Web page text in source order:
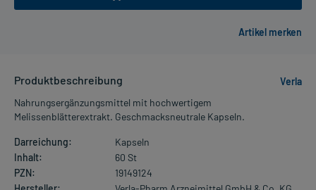
Produktbeschreibung
Verla
Nahrungsergänzungsmittel mit hochwertigem
Melissenblätterextrakt. Geschmacksneutrale Kapseln.
Darreichung:
Kapseln
Inhalt:
60 St
PZN:
19149124